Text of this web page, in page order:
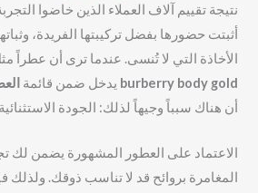
نتيجة تقييم آلاف العملاء الذين خاضوا
أثبتت حضورها بفضل تركيبتها الفريدة،
الأخاذة التي لا تُنسى. عندما ترى أن عطراً
burberry body gold يدخل ضمن قائمة
أن هناك سبباً وجيهاً لذلك: الجودة
الاعتماد على العطور المشهورة يضمن لك
المغامرة بروائح قد لا تناسب ذوقك. ولذلك